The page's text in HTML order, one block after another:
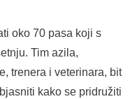
oko 70 pasa koji s
Tim azila,
trenera i veterinara, bit
kako se pridružiti